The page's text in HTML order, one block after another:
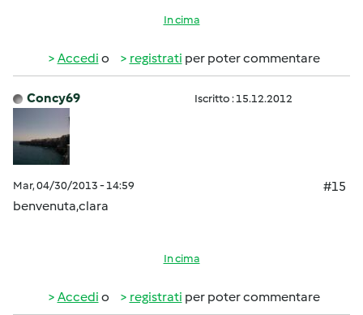
In cima
Accedi o registrati per poter commentare
Concy69 Iscritto : 15.12.2012
Mar, 04/30/2013 - 14:59
#15
benvenuta,clara
In cima
Accedi o registrati per poter commentare